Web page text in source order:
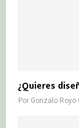
¿Quieres
Por Gonzalo Royo